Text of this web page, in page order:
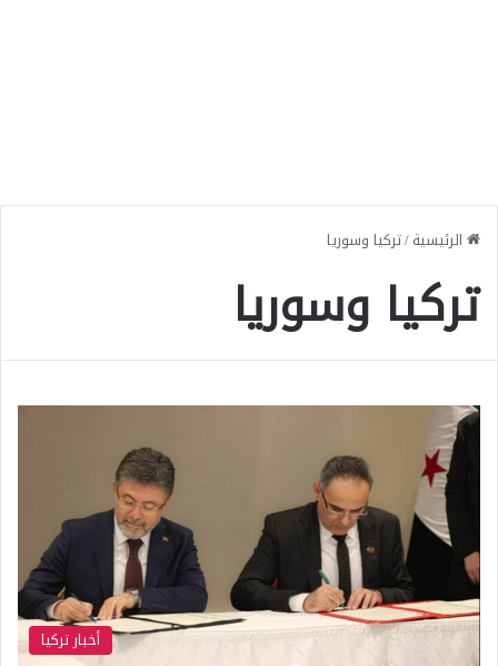
الرئيسية/تركيا وسوريا
تركيا وسوريا
أخبار تركيا